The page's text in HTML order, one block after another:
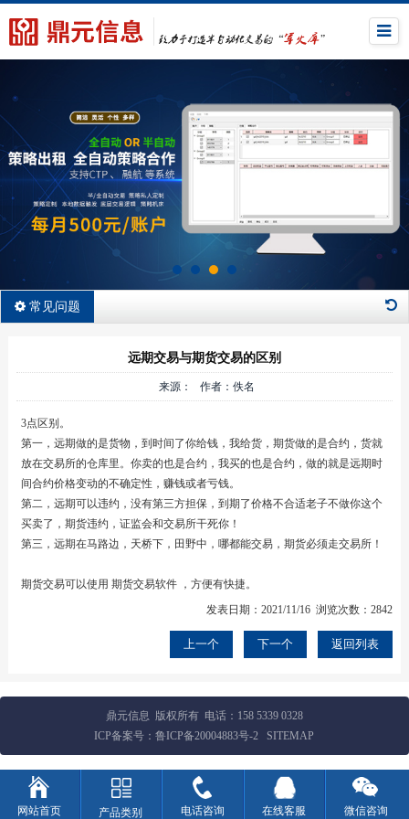
常见问题
远期交易与期货交易的区别
来源： 作者：佚名
3点区别。
第一，远期做的是货物，到时间了你给钱，我给货，期货做的是合约，货就
放在交易所的仓库里。你卖的也是合约，我买的也是合约，做的就是远期时
间合约价格变动的不确定性，赚钱或者亏钱。
第二，远期可以违约，没有第三方担保，到期了价格不合适老子不做你这个
买卖了，期货违约，证监会和交易所干死你！
第三，远期在马路边，天桥下，田野中，哪都能交易，期货必须走交易所！
期货交易可以使用 期货交易软件 ，方便有快捷。
发表日期：2021/11/16 浏览次数：2842
上一个 下一个 返回列表
鼎元信息 版权所有 电话： 158 5339 0328
ICP备案号：鲁ICP备20004883号-2 SITEMAP
网站首页 产品类别 电话咨询 在线客服 微信咨询